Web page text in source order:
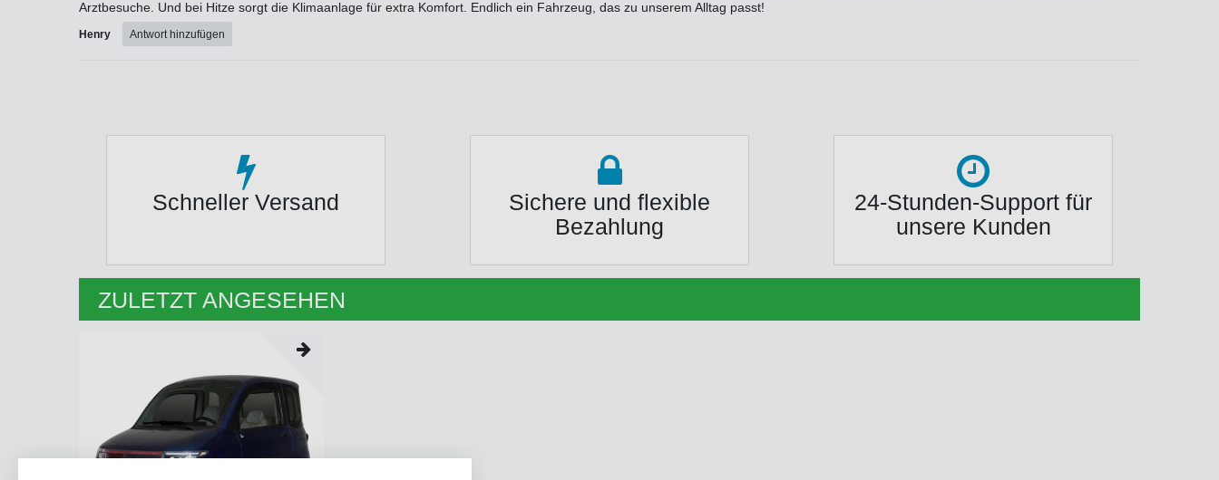
Arztbesuche. Und bei Hitze sorgt die Klimaanlage für extra Komfort. Endlich ein Fahrzeug, das zu unserem Alltag passt!
Henry Antwort hinzufügen
Schneller Versand
Sichere und flexible
Bezahlung
24-Stunden-Support für
unsere Kunden
ZULETZT ANGESEHEN